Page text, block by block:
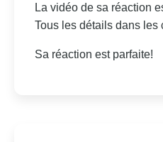
La vidéo de sa réaction
Tous les détails dans les
Sa réaction est parfaite!